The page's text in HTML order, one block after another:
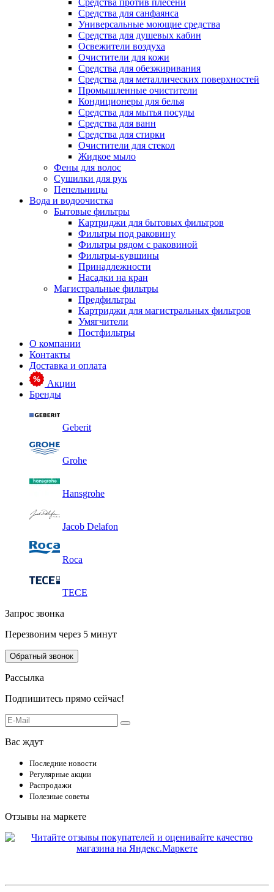
Средства против плесени
Средства для санфаянса
Универсальные моющие средства
Средства для душевых кабин
Освежители воздуха
Очистители для кожи
Средства для обезжиривания
Средства для металлических поверхностей
Промышленные очистители
Кондиционеры для белья
Средства для мытья посуды
Средства для ванн
Средства для стирки
Очистители для стекол
Жидкое мыло
Фены для волос
Сушилки для рук
Пепельницы
Вода и водоочистка
Бытовые фильтры
Картриджи для бытовых фильтров
Фильтры под раковину
Фильтры рядом с раковиной
Фильтры-кувшины
Принадлежности
Насадки на кран
Магистральные фильтры
Предфильтры
Картриджи для магистральных фильтров
Умягчители
Постфильтры
О компании
Контакты
Доставка и оплата
Акции
Бренды
Geberit
Grohe
Hansgrohe
Jacob Delafon
Roca
TECE
Запрос звонка
Перезвоним через 5 минут
Обратный звонок
Рассылка
Подпишитесь прямо сейчас!
Вас ждут
Последние новости
Регулярные акции
Распродажи
Полезные советы
Отзывы на маркете